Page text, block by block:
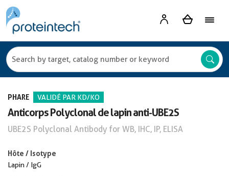
PHARE VALIDÉ PAR KD/KO
Anticorps Polyclonal de lapin anti-UBE2S
UBE2S Polyclonal Antibody for WB, IHC, IP, ELISA
Hôte / Isotype
Lapin / IgG